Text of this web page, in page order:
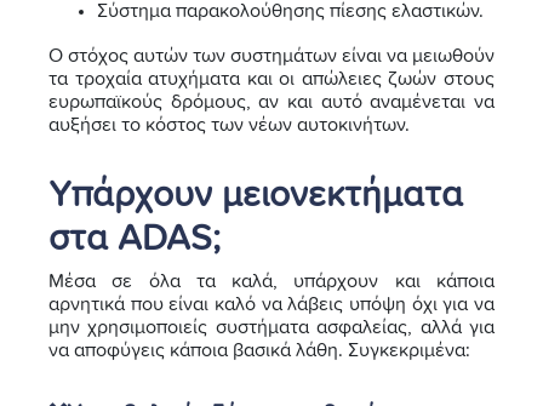
Σύστημα παρακολούθησης πίεσης ελαστικών.
Ο στόχος αυτών των συστημάτων είναι να μειωθούν
τα τροχαία ατυχήματα και οι απώλειες ζωών στους
ευρωπαϊκούς δρόμους, αν και αυτό αναμένεται να
αυξήσει το κόστος των νέων αυτοκινήτων.
Υπάρχουν μειονεκτήματα
στα ADAS;
Μέσα σε όλα τα καλά, υπάρχουν και κάποια
αρνητικά που είναι καλό να λάβεις υπόψη όχι για να
μην χρησιμοποιείς συστήματα ασφαλείας, αλλά για
να αποφύγεις κάποια βασικά λάθη. Συγκεκριμένα: